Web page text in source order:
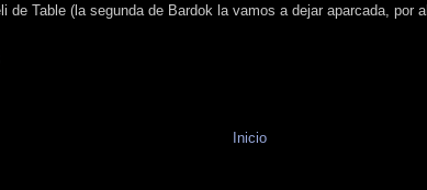
Table (la segunda de Bardok la vamos a dejar aparcada, por
Inicio